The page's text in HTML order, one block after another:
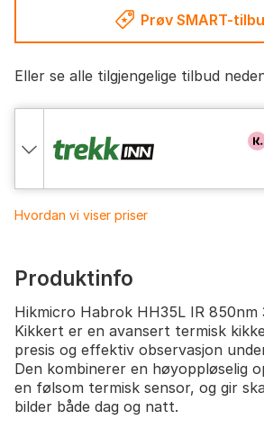
Prøv SMART-
Eller se alle tilgjengelige tilbud
Hvordan vi viser priser
Produktinfo
Hikmicro Habrok HH35L IR 850nm
Kikkert er en avansert termisk
presis og effektiv observasjon
Den kombinerer en høyoppløselig
en følsom termisk sensor, og gir
bilder både dag og natt.